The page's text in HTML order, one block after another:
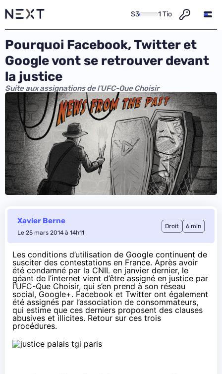
S3 1 Tio
Pourquoi Facebook, Twitter et
Google vont se retrouver devant
la justice
Suite aux assignations de l'UFC-Que Choisir
Xavier Berne
Le 25 mars 2014 à 14h11
Droit 6 min
Les conditions d’utilisation de Google continuent de
susciter des contestations en France. Après avoir
été condamné par la CNIL en janvier dernier, le
géant de l’internet vient d’être assigné en justice par
l’UFC-Que Choisir, qui s’en prend à son réseau
social, Google+. Facebook et Twitter ont également
été assignés par l’association de consommateurs,
qui estime que ces derniers proposent des clauses
abusives et illicites. Retour sur ces trois
procédures.